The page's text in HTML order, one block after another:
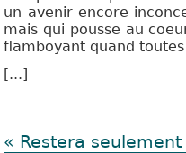
un avenir encore
mais qui pousse au
flamboyant quand
[...]
« Restera